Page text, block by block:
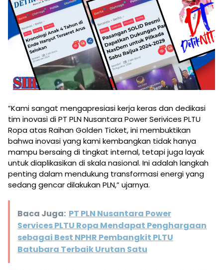
”Kami sangat mengapresiasi kerja keras dan dedikasi
tim inovasi di PT PLN Nusantara Power Serivices PLTU
Ropa atas Raihan Golden Ticket, ini membuktikan
bahwa inovasi yang kami kembangkan tidak hanya
mampu bersaing di tingkat internal, tetapi juga layak
untuk diaplikasikan di skala nasional. Ini adalah langkah
penting dalam mendukung transformasi energi yang
sedang gencar dilakukan PLN,” ujarnya.
Baca Juga: PT PLN Nusantara Power
Services PLTU Ropa Mendapat Penghargaan
sebagai Best NPHR Pembangkit PLTU
Batubara Terbaik Urutan Satu